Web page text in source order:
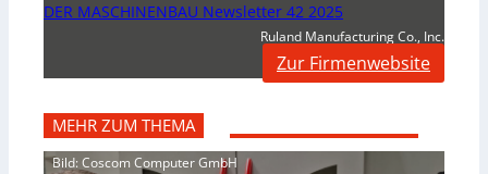
DER MASCHINENBAU Newsletter 42 2025
Ruland Manufacturing Co., Inc.
Zur Firmenwebsite
MEHR ZUM THEMA
Bild: Coscom Computer GmbH